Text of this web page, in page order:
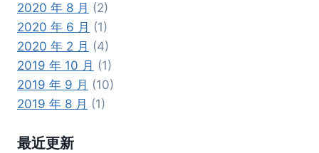
2020 年 8 月 (2)
2020 年 6 月 (1)
2020 年 2 月 (4)
2019 年 10 月 (1)
2019 年 9 月 (10)
2019 年 8 月 (1)
最近更新